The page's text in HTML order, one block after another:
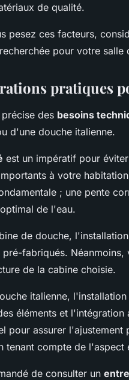
de qualité.
pesez ces facteurs,
pour votre salle
pratiques
des besoins
d'une douche italienne.
est un impératif pour
à votre
; une pente
de l'eau.
de douche,
fabriqués.
de la cabine choisie.
italienne,
éléments et
pour assurer
tenant compte de l'aspect
de consulter un